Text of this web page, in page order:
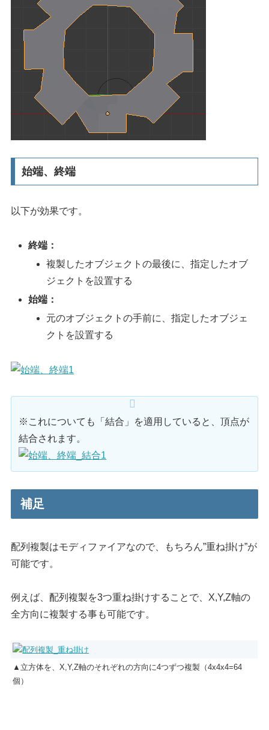
始端、終端
以下が効果です。
終端：
複製したオブジェクトの最後に、指定したオブ
ジェクトを設置する
始端：
元のオブジェクトの手前に、指定したオブジェ
クトを設置する
※これについても「結合」を適用していると、頂点が
結合されます。
補足
配列複製はモディファイアなので、もちろん”重ね掛け”が
可能です。
例えば、配列複製を3つ重ね掛けすることで、X,Y,Z軸の
全方向に複製する事も可能です。
▲立方体を、X,Y,Z軸のそれぞれの方向に4つずつ複製（4x4x4=64
個）